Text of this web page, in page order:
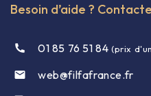
Besoin d’aide ?
01 85 76 51 84 (prix

web@filfafrance.fr